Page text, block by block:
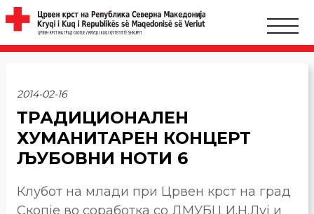
2014-02-16
ТРАДИЦИОНАЛЕН
ХУМАНИТАРЕН КОНЦЕРТ
ЉУБОВНИ НОТИ 6
Клубот на млади при Црвен крст на град
Скопје во соработка со ДМУБЦ И.Н.Луј и